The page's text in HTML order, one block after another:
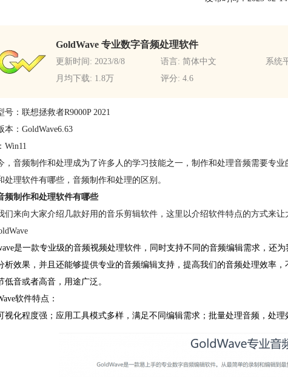
GoldWave 专业数字音频处理软件
更新时间: 2023/8/8 语言: 简体中文
系统
月均下载: 1.8万
评分: 4.6
号：联想拯救者R9000P 2021
本：GoldWave6.63
Win11
，音频制作和处理成为了许多人的学习技能之一，制作和处理音频需要专
处理软件有哪些，音频制作和处理的区别。
频制作和处理软件有哪些
们来向大家介绍几款好用的音乐剪辑软件，这里以介绍软件特点的方式来让
是一款专业级的音频视频处理软件，同时支持不同的音频编辑需求，还
析效果，并且还能够提供专业的音频编辑支持，提高我们的音频处理效率
低音或者高音，用途广泛。
软件特点：
视化程度强；应用工具模式多样，满足不同编辑需求；批量处理音频，处理